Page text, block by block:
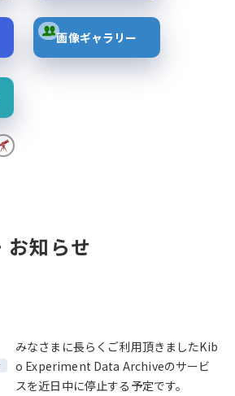
画像ギャラリー
お知らせ
みなさまに長らくご利用頂きましたKib
o Experiment Data Archiveのサービ
スを近日中に停止する予定です。